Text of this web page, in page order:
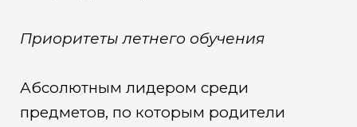
Приоритеты летнего обучения
Абсолютным лидером среди
предметов, по которым родители